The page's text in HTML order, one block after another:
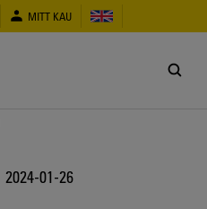
MITT KAU
2024-01-26